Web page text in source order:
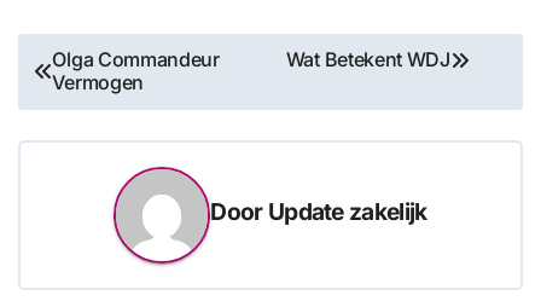
Bericht
navigatie
Olga Commandeur
Vermogen
Wat Betekent WDJ
Door Update zakelijk